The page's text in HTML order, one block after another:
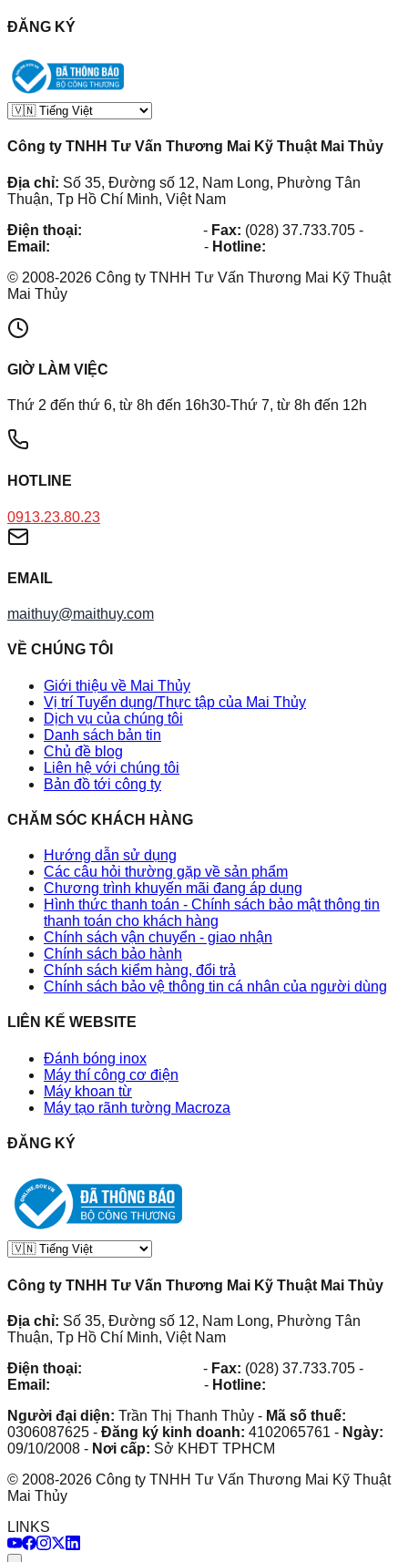
ĐĂNG KÝ
Công ty TNHH Tư Vấn Thương Mai Kỹ Thuật Mai Thủy
Địa chỉ: Số 35, Đường số 12, Nam Long, Phường Tân
Thuận, Tp Hồ Chí Minh, Việt Nam
Điện thoại:
- Fax: (028) 37.733.705 -
Email:
- Hotline:
© 2008-2026 Công ty TNHH Tư Vấn Thương Mai Kỹ Thuật
Mai Thủy
GIỜ LÀM VIỆC
Thứ 2 đến thứ 6, từ 8h đến 16h30-Thứ 7, từ 8h đến 12h
HOTLINE
0913.23.80.23
EMAIL
maithuy@maithuy.com
VỀ CHÚNG TÔI
Giới thiệu về Mai Thủy
Vị trí Tuyển dụng/Thực tập của Mai Thủy
Dịch vụ của chúng tôi
Danh sách bản tin
Chủ đề blog
Liên hệ với chúng tôi
Bản đồ tới công ty
CHĂM SÓC KHÁCH HÀNG
Hướng dẫn sử dụng
Các câu hỏi thường gặp về sản phẩm
Chương trình khuyến mãi đang áp dụng
Hình thức thanh toán - Chính sách bảo mật thông tin
thanh toán cho khách hàng
Chính sách vận chuyển - giao nhận
Chính sách bảo hành
Chính sách kiểm hàng, đổi trả
Chính sách bảo vệ thông tin cá nhân của người dùng
LIÊN KẾ WEBSITE
Đánh bóng inox
Máy thí công cơ điện
Máy khoan từ
Máy tạo rãnh tường Macroza
ĐĂNG KÝ
Công ty TNHH Tư Vấn Thương Mai Kỹ Thuật Mai Thủy
Địa chỉ: Số 35, Đường số 12, Nam Long, Phường Tân
Thuận, Tp Hồ Chí Minh, Việt Nam
Điện thoại:
- Fax: (028) 37.733.705 -
Email:
- Hotline:
Người đại diện: Trần Thị Thanh Thủy - Mã số thuế:
0306087625 - Đăng ký kinh doanh: 4102065761 - Ngày:
09/10/2008 - Nơi cấp: Sở KHĐT TPHCM
© 2008-2026 Công ty TNHH Tư Vấn Thương Mai Kỹ Thuật
Mai Thủy
LINKS